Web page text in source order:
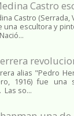
Castro
Castro (Serrada,
una escultora y
alias "Pedro
1916) fue una
Las so...